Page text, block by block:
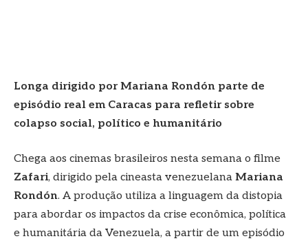
Longa dirigido por Mariana Rondón parte de
episódio real em Caracas para refletir sobre
colapso social, político e humanitário
Chega aos cinemas brasileiros nesta semana o filme
Zafari, dirigido pela cineasta venezuelana Mariana
Rondón. A produção utiliza a linguagem da distopia
para abordar os impactos da crise econômica, política
e humanitária da Venezuela, a partir de um episódio